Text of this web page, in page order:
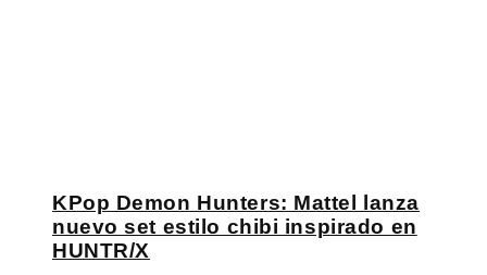
KPop Demon Hunters: Mattel lanza
nuevo set estilo chibi inspirado en
HUNTR/X